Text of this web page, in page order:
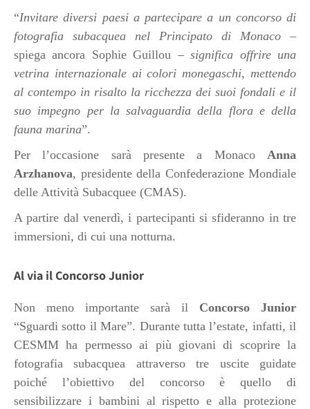
“Invitare diversi paesi a partecipare a un concorso di
fotografia subacquea nel Principato di Monaco –
spiega ancora Sophie Guillou –significa offrire una
vetrina internazionale ai colori monegaschi, mettendo
al contempo in risalto la ricchezza dei suoi fondali e il
suo impegno per la salvaguardia della flora e della
fauna marina”.
Per l’occasione sarà presente a Monaco Anna
Arzhanova, presidente della Confederazione Mondiale
delle Attività Subacquee (CMAS).
A partire dal venerdì, i partecipanti si sfideranno in tre
immersioni, di cui una notturna.
Al via il Concorso Junior
Non meno importante sarà il Concorso Junior
“Sguardi sotto il Mare”. Durante tutta l’estate, infatti, il
CESMM ha permesso ai più giovani di scoprire la
fotografia subacquea attraverso tre uscite guidate
poiché l’obiettivo del concorso è quello di
sensibilizzare i bambini al rispetto e alla protezione